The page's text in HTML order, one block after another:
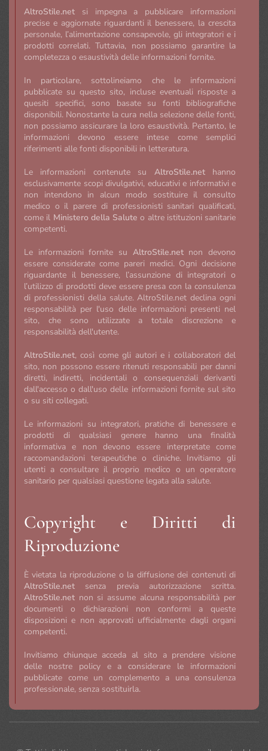
AltroStile.net si impegna a pubblicare informazioni
precise e aggiornate riguardanti il benessere, la crescita
personale, l’alimentazione consapevole, gli integratori e i
prodotti correlati. Tuttavia, non possiamo garantire la
completezza o esaustività delle informazioni fornite.
In particolare, sottolineiamo che le informazioni
pubblicate su questo sito, incluse eventuali risposte a
quesiti specifici, sono basate su fonti bibliografiche
disponibili. Nonostante la cura nella selezione delle fonti,
non possiamo assicurare la loro esaustività. Pertanto, le
informazioni devono essere intese come semplici
riferimenti alle fonti disponibili in letteratura.
Le informazioni contenute su AltroStile.nethanno
esclusivamente scopi divulgativi, educativi e informativi e
non intendono in alcun modo sostituire il consulto
medico o il parere di professionisti sanitari qualificati,
come il Ministero della Salute o altre istituzioni sanitarie
competenti.
Le informazioni fornite su AltroStile.netnon devono
essere considerate come pareri medici. Ogni decisione
riguardante il benessere, l’assunzione di integratori o
l’utilizzo di prodotti deve essere presa con la consulenza
di professionisti della salute. AltroStile.net declina ogni
responsabilità per l'uso delle informazioni presenti nel
sito, che sono utilizzate a totale discrezione e
responsabilità dell'utente.
AltroStile.net, così come gli autori e i collaboratori del
sito, non possono essere ritenuti responsabili per danni
diretti, indiretti, incidentali o consequenziali derivanti
dall'accesso o dall'uso delle informazioni fornite sul sito
o su siti collegati.
Le informazioni su integratori, pratiche di benessere e
prodotti di qualsiasi genere hanno una finalità
informativa e non devono essere interpretate come
raccomandazioni terapeutiche o cliniche. Invitiamo gli
utenti a consultare il proprio medico o un operatore
sanitario per qualsiasi questione legata alla salute.
Copyright e Diritti di
Riproduzione
È vietata la riproduzione o la diffusione dei contenuti di
AltroStile.net senza previa autorizzazione scritta.
AltroStile.net non si assume alcuna responsabilità per
documenti o dichiarazioni non conformi a queste
disposizioni e non approvati ufficialmente dagli organi
competenti.
Invitiamo chiunque acceda al sito a prendere visione
delle nostre policy e a considerare le informazioni
pubblicate come un complemento a una consulenza
professionale, senza sostituirla.